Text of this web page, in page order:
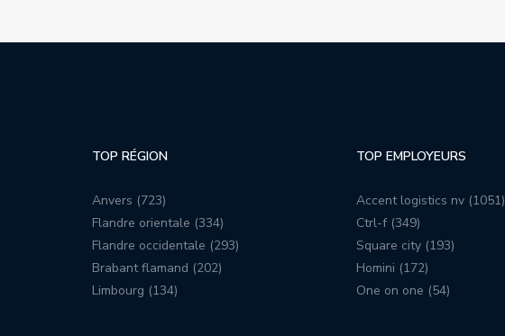
TOP RÉGION
Anvers (723)
Flandre orientale (334)
Flandre occidentale (293)
Brabant flamand (202)
Limbourg (134)
TOP EMPLOYEURS
Accent logistics nv (1051)
Ctrl-f (349)
Square city (193)
Homini (172)
One on one (54)